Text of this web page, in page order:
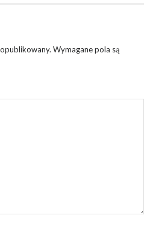
Wymagane pola są